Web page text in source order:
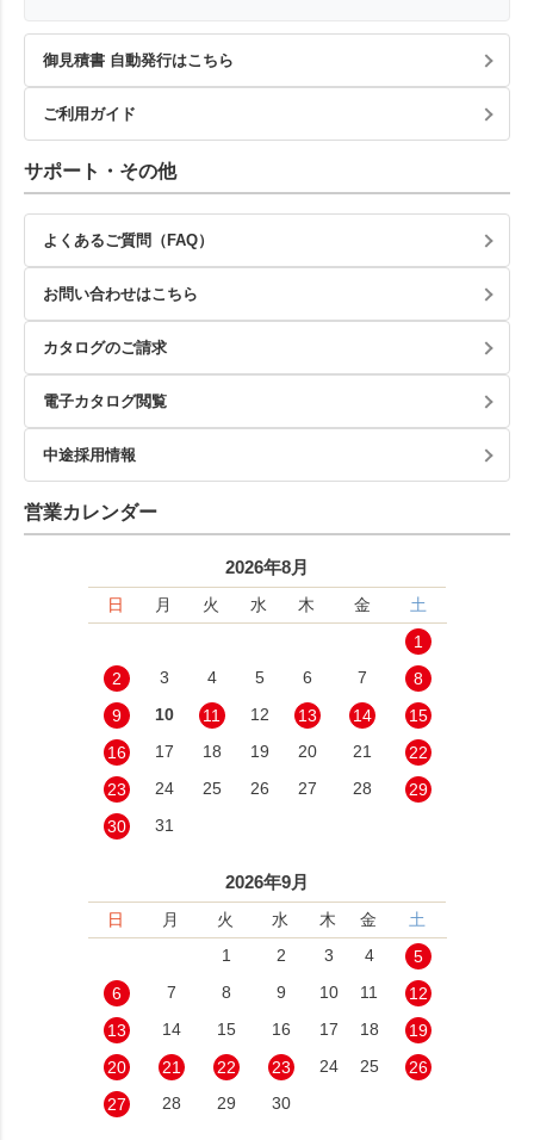
御見積書 自動発行はこちら
ご利用ガイド
サポート・その他
よくあるご質問（FAQ）
お問い合わせはこちら
カタログのご請求
電子カタログ閲覧
中途採用情報
営業カレンダー
2026年8月
日 月 火 水 木 金
土
1
2
3 4 5 6 7
8
9
10 11 12 13 14
15
16
17 18 19 20 21
22
23
24 25 26 27 28
29
30
31
2026年9月
日 月 火 水 木 金
土
1
2 3 4
5
6
7 8 9 10 11
12
13
14 15 16 17 18
19
20
21 22 23 24 25
26
27
28 29 30